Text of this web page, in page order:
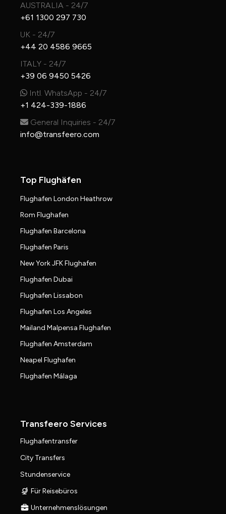
AUSTRALIA - 24/7
+61 1300 297 730
UK - 24/7
+44 20 4586 9665
ITALY - 24/7
+39 06 9450 5426
Intl. WhatsApp - 24/7
+1 424-339-1886
General Inquiries - 24/7
info@transfeero.com
Top Flughäfen
Flughafen London Heathrow
Rom Flughafen
Flughafen Barcelona
Flughafen Paris
New York JFK Flughafen
Flughafen Dubai
Flughafen Lissabon
Flughafen Los Angeles
Mailand Malpensa Flughafen
Flughafen Amsterdam
Neapel Flughafen
Flughafen Málaga
Transfeero Services
Flughafentransfer
City Transfers
Stundenservice
Für Reisebüros
Unternehmenslösungen